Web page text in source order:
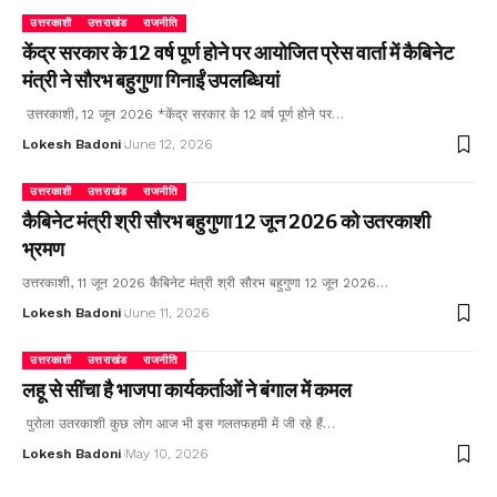
उत्तरकाशी उत्तराखंड राजनीति
केंद्र सरकार के 12 वर्ष पूर्ण होने पर आयोजित प्रेस वार्ता में कैबिनेट
मंत्री ने सौरभ बहुगुणा गिनाईं उपलब्धियां
उत्तरकाशी, 12 जून 2026 *केंद्र सरकार के 12 वर्ष पूर्ण होने पर…
Lokesh Badoni June 12, 2026
उत्तरकाशी उत्तराखंड राजनीति
कैबिनेट मंत्री श्री सौरभ बहुगुणा 12 जून 2026 को उतरकाशी
भ्रमण
उत्तरकाशी, 11 जून 2026 कैबिनेट मंत्री श्री सौरभ बहुगुणा 12 जून 2026…
Lokesh Badoni June 11, 2026
उत्तरकाशी उत्तराखंड राजनीति
लहू से सींचा है भाजपा कार्यकर्ताओं ने बंगाल में कमल
पुरोला उतरकाशी कुछ लोग आज भी इस गलतफहमी में जी रहे हैं…
Lokesh Badoni May 10, 2026